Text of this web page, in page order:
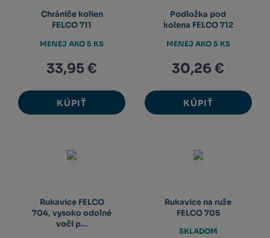
Chrániče kolien
FELCO 711
33,95 €
KÚPIŤ
MENEJ AKO 5 KS
Podložka pod
kolena FELCO 712
30,26 €
KÚPIŤ
MENEJ AKO 5 KS
Rukavice FELCO
704, vysoko odolné
voči p...
Rukavice na ruže
FELCO 705
SKLADOM